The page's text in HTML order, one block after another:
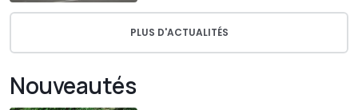
PLUS D'ACTUALITÉS
Nouveautés